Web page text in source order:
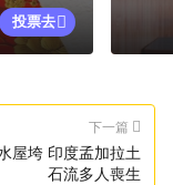
投票去
下一篇
屋垮 印度孟加拉土
石流多人喪生